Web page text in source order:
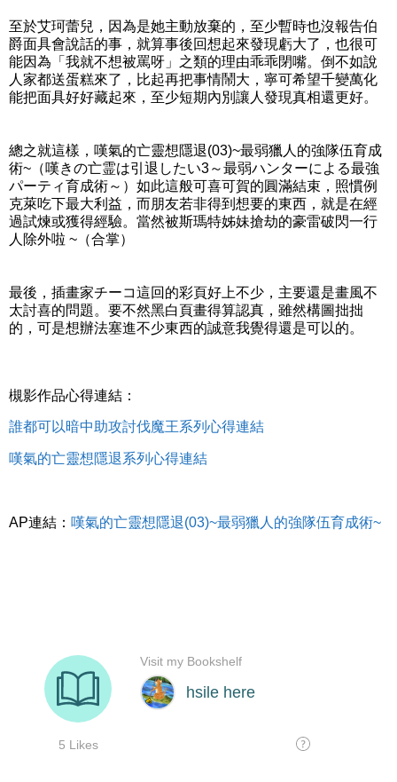
至於艾珂蕾兒，因為是她主動放棄的，至少暫時也沒報告伯
爵面具會說話的事，就算事後回想起來發現虧大了，也很可
能因為「我就不想被罵呀」之類的理由乖乖閉嘴。倒不如說
人家都送蛋糕來了，比起再把事情鬧大，寧可希望千變萬化
能把面具好好藏起來，至少短期內別讓人發現真相還更好。
總之就這樣，嘆氣的亡靈想隱退(03)~最弱獵人的強隊伍育成
術~（嘆きの亡霊は引退したい3～最弱ハンターによる最強
パーティ育成術～）如此這般可喜可賀的圓滿結束，照慣例
克萊吃下最大利益，而朋友若非得到想要的東西，就是在經
過試煉或獲得經驗。當然被斯瑪特姊妹搶劫的豪雷破閃一行
人除外啦 ~（合掌）
最後，插畫家チーコ這回的彩頁好上不少，主要還是畫風不
太討喜的問題。要不然黑白頁畫得算認真，雖然構圖拙拙
的，可是想辦法塞進不少東西的誠意我覺得還是可以的。
槻影作品心得連結：
誰都可以暗中助攻討伐魔王系列心得連結
嘆氣的亡靈想隱退系列心得連結
AP連結： 嘆氣的亡靈想隱退(03)~最弱獵人的強隊伍育成術~